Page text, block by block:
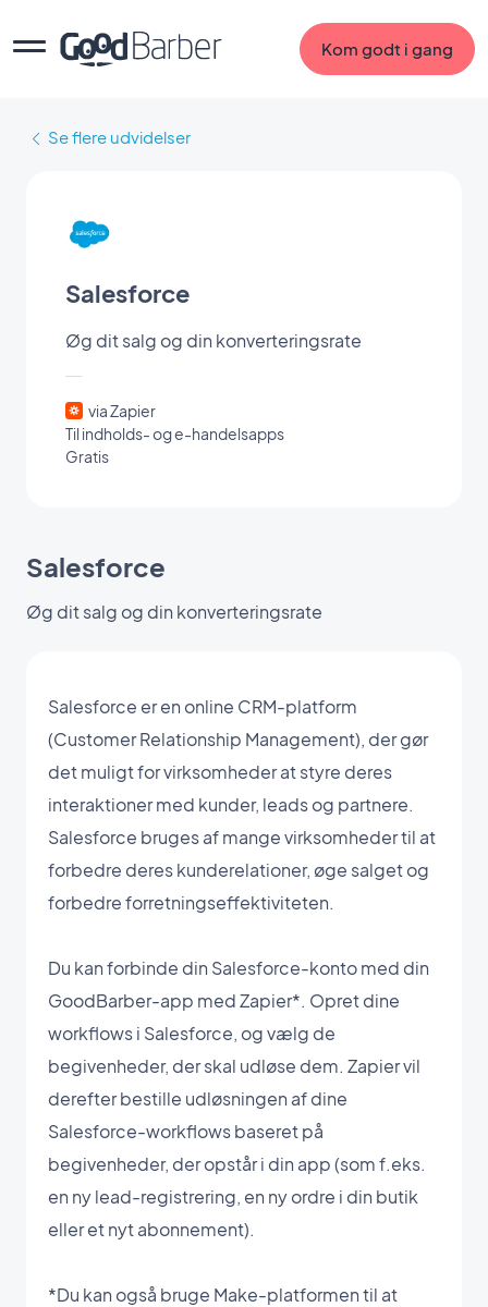
Kom godt i gang
Se flere udvidelser
Salesforce
Øg dit salg og din konverteringsrate
via Zapier
Til indholds- og e-handelsapps
Gratis
Salesforce
Øg dit salg og din konverteringsrate
Salesforce er en online CRM-platform
(Customer Relationship Management), der gør
det muligt for virksomheder at styre deres
interaktioner med kunder, leads og partnere.
Salesforce bruges af mange virksomheder til at
forbedre deres kunderelationer, øge salget og
forbedre forretningseffektiviteten.
Du kan forbinde din Salesforce-konto med din
GoodBarber-app med Zapier*. Opret dine
workflows i Salesforce, og vælg de
begivenheder, der skal udløse dem. Zapier vil
derefter bestille udløsningen af dine
Salesforce-workflows baseret på
begivenheder, der opstår i din app (som f.eks.
en ny lead-registrering, en ny ordre i din butik
eller et nyt abonnement).
*Du kan også bruge Make-platformen til at